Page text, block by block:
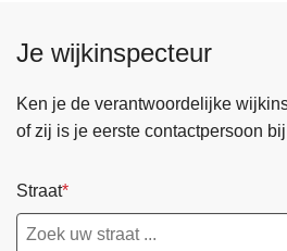
Je wijkinspecteur
Ken je de verantwoordelijke
of zij is je eerste contactpersoon
Straat